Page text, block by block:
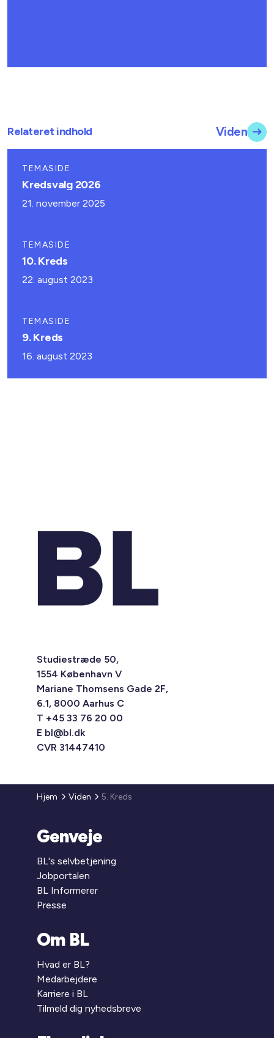
Relateret indhold Viden
TEMASIDE
Kredsvalg 2026
21. november 2025
TEMASIDE
10. Kreds
22. august 2023
TEMASIDE
9. Kreds
16. august 2023
Studiestræde 50,
1554 København V
Mariane Thomsens Gade 2F,
6.1, 8000 Aarhus C
T +45 33 76 20 00
E bl@bl.dk
CVR 31447410
Hjem Viden 5. Kreds
Genveje
BL's selvbetjening
Jobportalen
BL Informerer
Presse
Om BL
Hvad er BL?
Medarbejdere
Karriere i BL
Tilmeld dig nyhedsbreve